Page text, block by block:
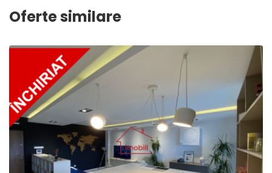
Oferte similare
2